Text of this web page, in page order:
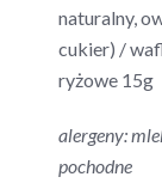
naturalny,
cukier) /
ryżowe 15g
alergeny:
pochodne